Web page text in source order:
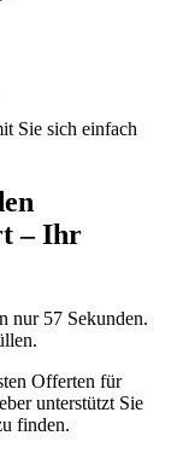
Sie sich einfach
– Ihr
nur 57 Sekunden.
Offerten für
unterstützt Sie
finden.